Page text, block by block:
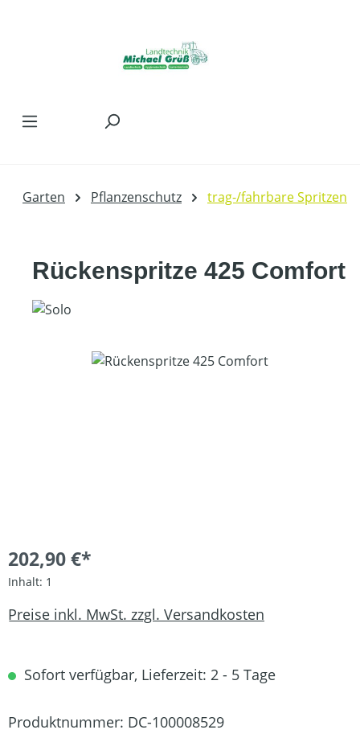
Garten Pflanzenschutz trag-/fahrbare Spritzen
Rückenspritze 425 Comfort
Bildergalerie überspringen
202,90 €*
Inhalt: 1
Preise inkl. MwSt. zzgl. Versandkosten
Sofort verfügbar, Lieferzeit: 2 - 5 Tage
Produktnummer: DC-100008529